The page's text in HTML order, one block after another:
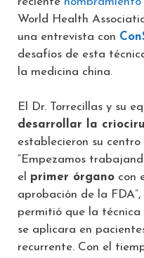
World Health
una entrevista con
desafíos de esta
la medicina china.
El Dr. Torrecillas y su
desarrollar la
establecieron su
“Empezamos
el primer órgano con
aprobación de la
permitió que la
se aplicara en
recurrente. Con el